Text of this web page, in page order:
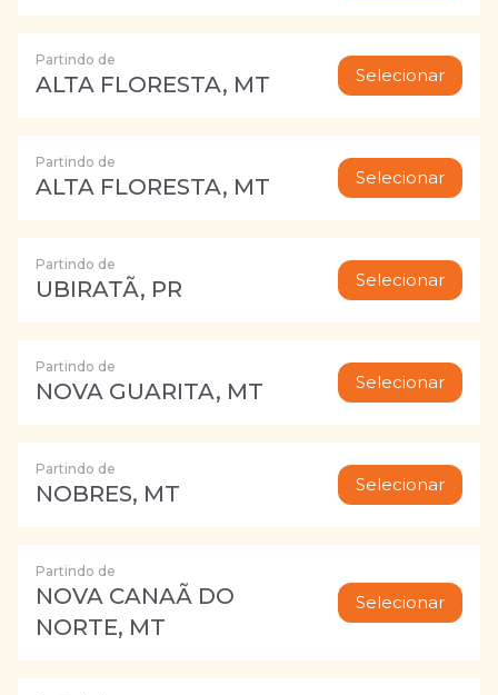
Partindo de
ALTA FLORESTA, MT Selecionar
Partindo de
ALTA FLORESTA, MT Selecionar
Partindo de
UBIRATÃ, PR Selecionar
Partindo de
NOVA GUARITA, MT Selecionar
Partindo de
NOBRES, MT Selecionar
Partindo de
NOVA CANAÃ DO
NORTE, MT
Selecionar